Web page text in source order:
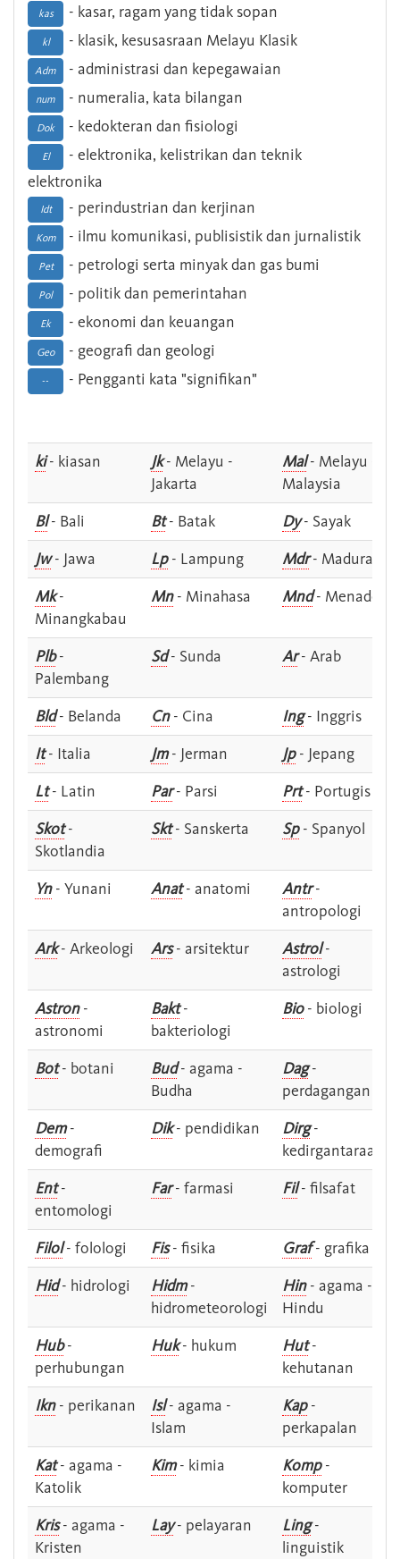
kas - kasar, ragam yang tidak sopan
kl - klasik, kesusasraan Melayu Klasik
Adm - administrasi dan kepegawaian
num - numeralia, kata bilangan
Dok - kedokteran dan fisiologi
El
- elektronika, kelistrikan dan teknik
elektronika
Idt - perindustrian dan kerjinan
Kom - ilmu komunikasi, publisistik dan jurnalistik
Pet - petrologi serta minyak dan gas bumi
Pol - politik dan pemerintahan
Ek - ekonomi dan keuangan
Geo - geografi dan geologi
-- - Pengganti kata "signifikan"
ki- kiasan Jk- Melayu -
Jakarta
Mal- Melayu -
Malaysia
Bl- Bali Bt- Batak Dy- Sayak
Jw- Jawa Lp- Lampung Mdr- Madura
Mk-
Minangkabau
Mn- Minahasa Mnd- Menado
Plb-
Palembang
Sd- Sunda Ar- Arab
Bld- Belanda Cn- Cina Ing- Inggris
It- Italia Jm- Jerman Jp- Jepang
Lt- Latin Par- Parsi Prt- Portugis
Skot-
Skotlandia
Skt- Sanskerta Sp- Spanyol
Yn- Yunani Anat- anatomi Antr-
antropologi
Ark- Arkeologi Ars- arsitektur Astrol-
astrologi
Astron-
astronomi
Bakt-
bakteriologi
Bio- biologi
Bot- botani Bud- agama -
Budha
Dag-
perdagangan
Dem-
demografi
Dik- pendidikan Dirg-
kedirgantaraan
Ent-
entomologi
Far- farmasi Fil- filsafat
Filol- folologi Fis- fisika Graf- grafika
Hid- hidrologi Hidm-
hidrometeorologi
Hin- agama -
Hindu
Hub-
perhubungan
Huk- hukum Hut-
kehutanan
Ikn- perikanan Isl- agama -
Islam
Kap-
perkapalan
Kat- agama -
Katolik
Kim- kimia Komp-
komputer
Kris- agama -
Kristen
Lay- pelayaran Ling-
linguistik